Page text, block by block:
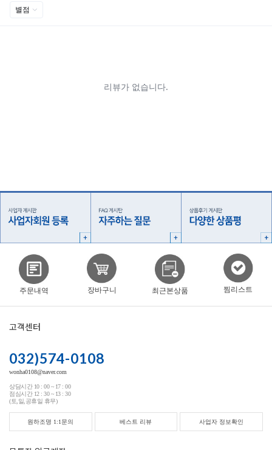
주문내역 장바구니 최근본상품 찜리스트
고객센터
032)574-0108
wonha0108@naver.com
상담시간 10 : 00 ~ 17 : 00
점심시간 12 : 30 ~ 13 : 30
(토,일,공휴일 휴무)
원하조명 1:1문의 베스트 리뷰 사업자 정보확인